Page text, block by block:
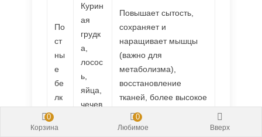
По
ст
ны
е
бе
лк
Курин
ая
грудк
а,
лосос
ь,
яйца,
чечев
Повышает сытость,
сохраняет и
наращивает мышцы
(важно для
метаболизма),
восстановление
тканей, более высокое
сжигание калорий при
пищеварении
Корзина
0
Любимое
0
Вверх